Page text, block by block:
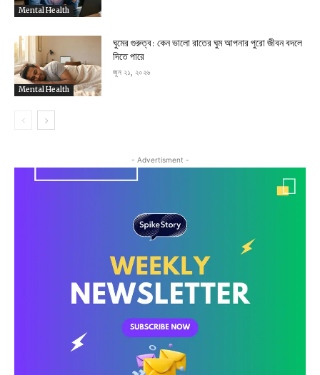
Mental Health
Mental Health
ঘুমের গুরুত্ব: কেন ভালো রাতের ঘুম আপনার পুরো জীবন বদলে
দিতে পারে
জুন ২১, ২০২৬
- Advertisment -